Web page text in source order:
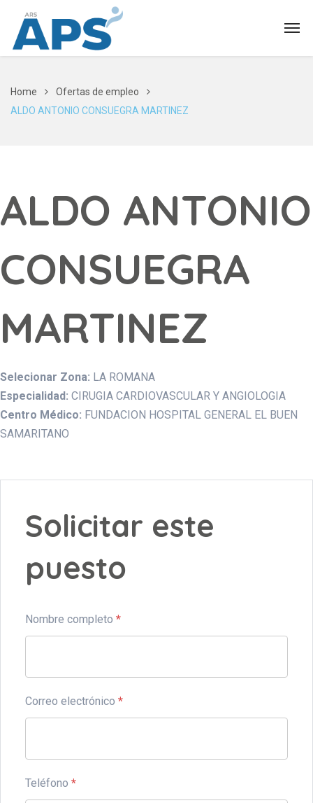
Home
Ofertas de empleo
ALDO ANTONIO CONSUEGRA MARTINEZ
ALDO ANTONIO
CONSUEGRA
MARTINEZ
Selecionar Zona: LA ROMANA
Especialidad: CIRUGIA CARDIOVASCULAR Y ANGIOLOGIA
Centro Médico: FUNDACION HOSPITAL GENERAL EL BUEN
SAMARITANO
Solicitar este
puesto
Nombre completo *
Correo electrónico *
Teléfono *